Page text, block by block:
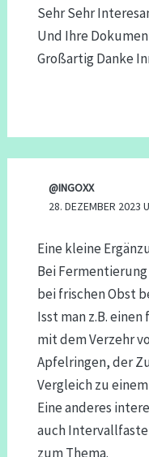
Sehr Sehr
Und Ihre
Großartig Danke
@INGOXX
28. DEZEMBER 2023
Eine kleine
Bei
bei frischen Obst
Isst man z.B.
mit dem Verzehr
Apfelringen, der
Vergleich zu
Eine anderes
auch
zum Thema.